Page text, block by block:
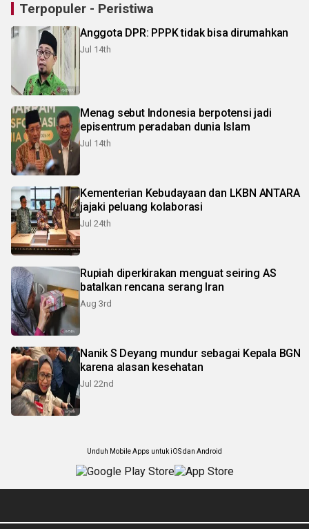
Terpopuler - Peristiwa
Anggota DPR: PPPK tidak bisa dirumahkan
Jul 14th
Menag sebut Indonesia berpotensi jadi
episentrum peradaban dunia Islam
Jul 14th
Kementerian Kebudayaan dan LKBN ANTARA
jajaki peluang kolaborasi
Jul 24th
Rupiah diperkirakan menguat seiring AS
batalkan rencana serang Iran
Aug 3rd
Nanik S Deyang mundur sebagai Kepala BGN
karena alasan kesehatan
Jul 22nd
Unduh Mobile Apps untuk iOS dan Android